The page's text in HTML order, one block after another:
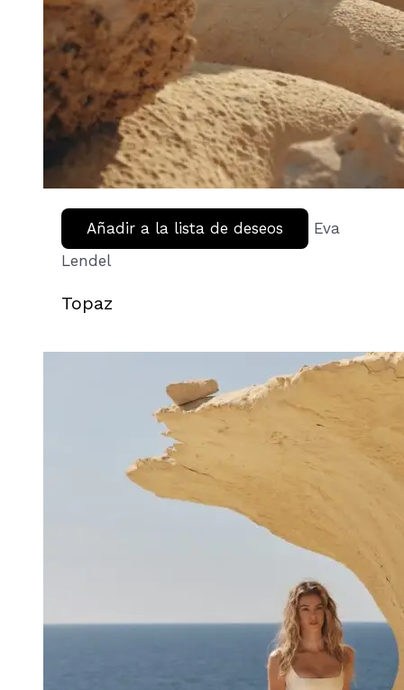
Añadir a la lista de deseos
Eva
Lendel
Topaz